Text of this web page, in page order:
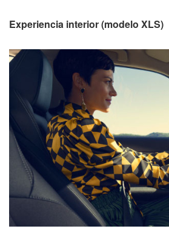
Experiencia interior (modelo XLS)